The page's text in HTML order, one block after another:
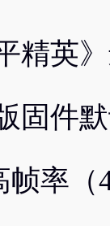
精英
固件
帧率